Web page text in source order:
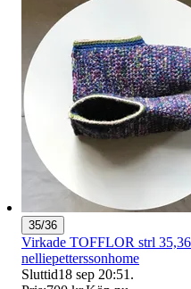
35/36
Virkade TOFFLOR strl
nelliepetterssonhome
Sluttid18 sep 20:51 .